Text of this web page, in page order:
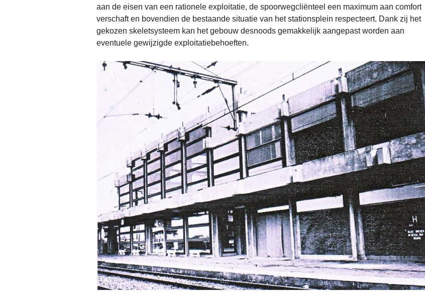
aan de eisen van een rationele exploitatie, de spoorwegcliënteel een maximum aan comfort
verschaft en bovendien de bestaande situatie van het stationsplein respecteert. Dank zij het
gekozen skeletsysteem kan het gebouw desnoods gemakkelijk aangepast worden aan
eventuele gewijzigde exploitatiebehoeften.